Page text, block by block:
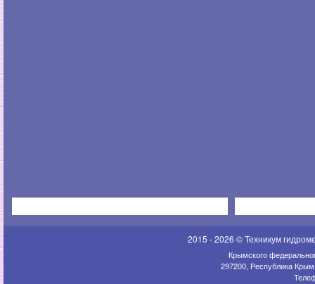
2015 - 2026 © Техникум
Крымского
297200, Республика